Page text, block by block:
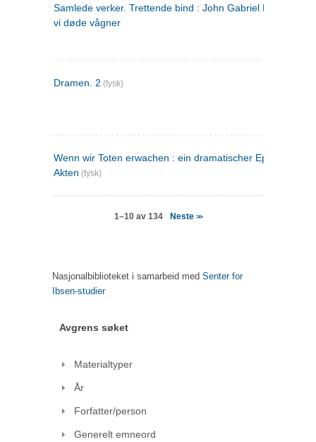
Samlede verker. Trettende bind : John Gabriel Borkman ;
vi døde vågner
Dramen. 2 (tysk)
Wenn wir Toten erwachen : ein dramatischer Epilog in drei
Akten (tysk)
1–10 av 134 Neste >>
Nasjonalbiblioteket i samarbeid med Senter for
Ibsen-studier
Avgrens søket
Materialtyper
År
Forfatter/person
Generelt emneord